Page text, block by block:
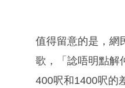
值得留意的是，網
歌，「諗唔明點解
400呎和1400呎的